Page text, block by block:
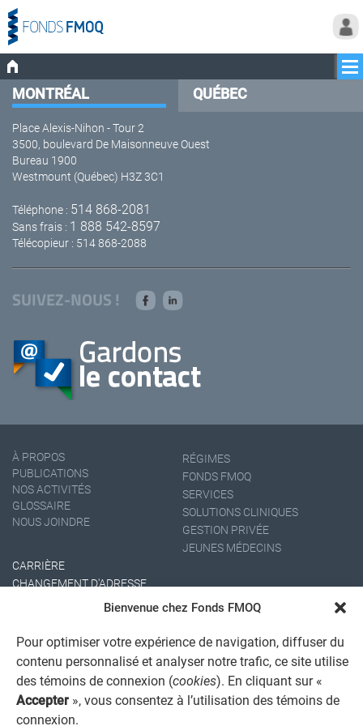
Bienvenue chez Fonds FMOQ
Pour optimiser votre expérience de navigation, diffuser du
contenu personnalisé et analyser notre trafic, ce site utilise
des témoins de connexion (cookies). En cliquant sur «
Accepter », vous consentez à l’utilisation des témoins de
connexion.
MONTRÉAL QUÉBEC
Place Alexis-Nihon - Tour 2
3500, boulevard De Maisonneuve Ouest
Bureau 1900
Westmount (Québec) H3Z 3C1
Téléphone : 514 868-2081
Sans frais : 1 888 542-8597
Télécopieur : 514 868-2088
SUIVEZ-NOUS !
À PROPOS
PUBLICATIONS
NOS ACTIVITÉS
GLOSSAIRE
NOUS JOINDRE
RÉGIMES
FONDS FMOQ
SERVICES
SOLUTIONS CLINIQUES
GESTION PRIVÉE
JEUNES MÉDECINS
CARRIÈRE
CHANGEMENT D'ADRESSE